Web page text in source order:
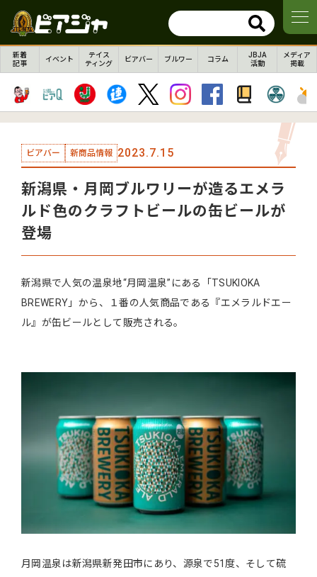
新着
記事
イベント
テイス
ティング
ビアバー ブルワー コラム
JBJA
活動
メディア
掲載
ビアバー 新商品情報 2023.7.15
新潟県・月岡ブルワリーが造るエメラ
ルド色のクラフトビールの缶ビールが
登場
新潟県で人気の温泉地“月岡温泉”にある「TSUKIOKA
BREWERY」から、１番の人気商品である『エメラルドエー
ル』が缶ビールとして販売される。
月岡温泉は新潟県新発田市にあり、源泉で51度、そして硫